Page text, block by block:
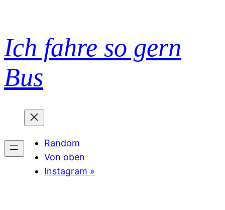
springen
Ich fahre so gern
Bus
Random
Von oben
Instagram »